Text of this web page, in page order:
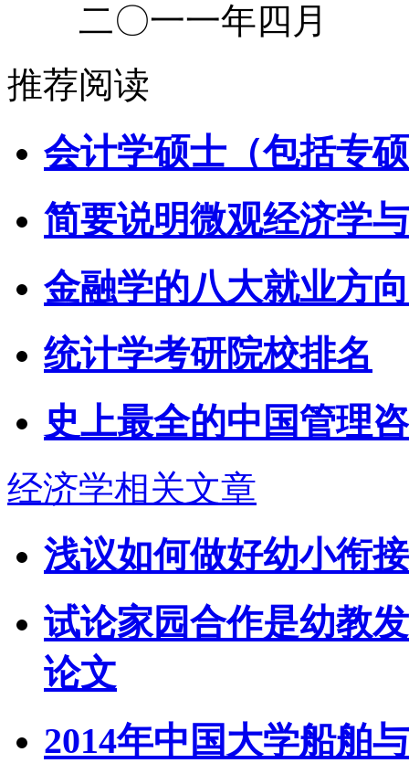
二〇一一年四月
推荐阅读
会计学硕士（包括专
简要说明微观经济学
金融学的八大就业方
统计学考研院校排名
史上最全的中国管理
经济学相关文章
浅议如何做好幼小衔
试论家园合作是幼教
论文
2014年中国大学船舶